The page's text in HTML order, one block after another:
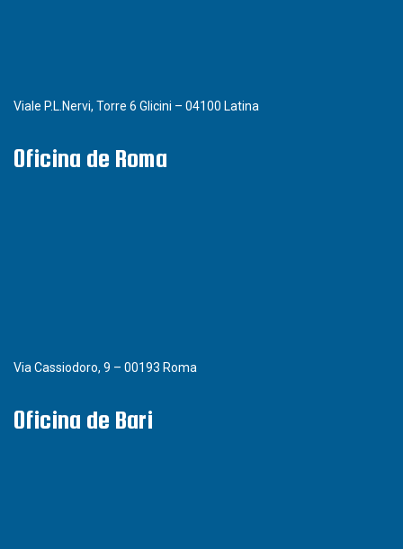
Viale P.L.Nervi, Torre 6 Glicini – 04100 Latina
Oficina de Roma
Via Cassiodoro, 9 – 00193 Roma
Oficina de Bari